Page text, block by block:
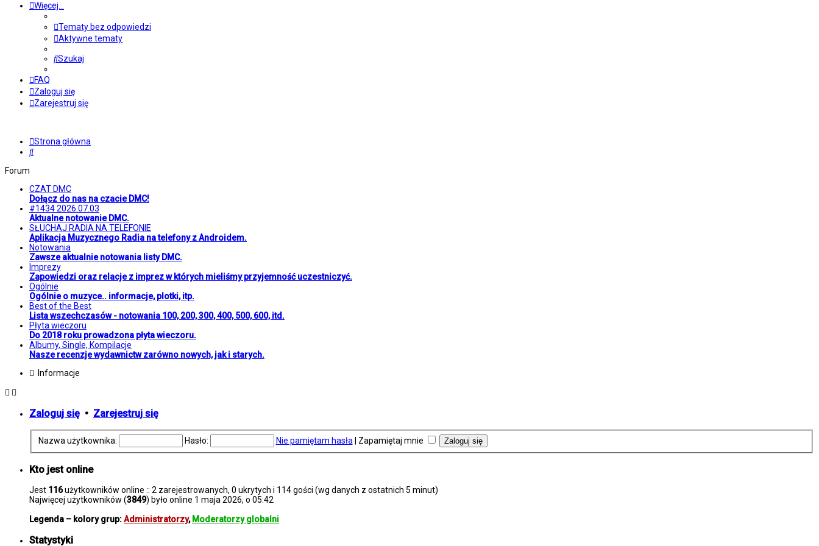
Więcej…
Tematy bez odpowiedzi
Aktywne tematy
Szukaj
FAQ
Zaloguj się
Zarejestruj się
Strona główna
Szukaj
Forum
CZAT DMC
Dołącz do nas na czacie DMC!
#1434 2026.07.03
Aktualne notowanie DMC.
SŁUCHAJ RADIA NA TELEFONIE
Aplikacja Muzycznego Radia na telefony z Androidem.
Notowania
Zawsze aktualnie notowania listy DMC.
Imprezy
Zapowiedzi oraz relacje z imprez w których mieliśmy przyjemność uczestniczyć.
Ogólnie
Ogólnie o muzyce.. informacje, plotki, itp.
Best of the Best
Lista wszechczasów - notowania 100, 200, 300, 400, 500, 600, itd.
Płyta wieczoru
Do 2018 roku prowadzona płyta wieczoru.
Albumy, Single, Kompilacje
Nasze recenzje wydawnictw zarówno nowych, jak i starych.
Informacje
Zaloguj się • Zarejestruj się
Nazwa użytkownika: Hasło: Nie pamiętam hasła Zapamiętaj mnie
Kto jest online
Jest 116użytkowników online :: 2 zarejestrowanych, 0 ukrytych i 114 gości (wg danych z ostatnich 5 minut)
Najwięcej użytkowników (3849) było online 1 maja 2026, o 05:42
Legenda – kolory grup:Administratorzy, Moderatorzy globalni
Statystyki